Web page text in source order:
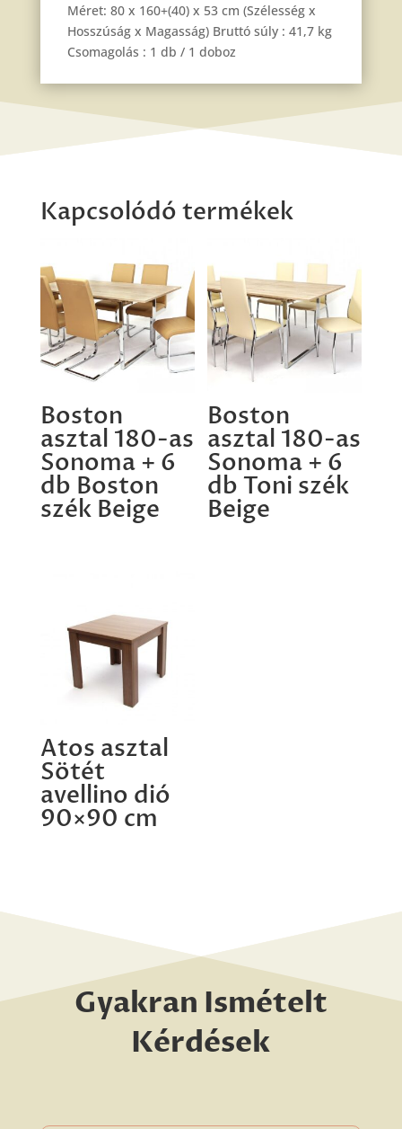
Méret: 80 x 160+(40) x 53 cm (Szélesség x
Hosszúság x Magasság) Bruttó súly : 41,7 kg
Csomagolás : 1 db / 1 doboz
Kapcsolódó termékek
Boston
asztal 180-as
Sonoma + 6
db Boston
szék Beige
Boston
asztal 180-as
Sonoma + 6
db Toni szék
Beige
Atos asztal
Sötét
avellino dió
90×90 cm
Gyakran Ismételt
Kérdések